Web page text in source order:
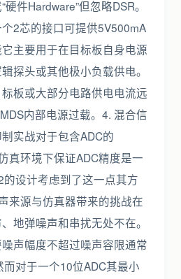
硬件Hardware”但忽略DSR。
2芯的接口可提供5V500mA
主要用于在目标板自身电源
探头或其他极小负载供电。
板或大部分电路供电电流远
内部电源过载。4. 混合信
实战对于包含ADC的
真环境下保证ADC精度是一
设计考虑到了这一点其方
来源与仿真器带来的挑战在
地弹噪声和串扰无处不在。
声幅度不超过噪声容限通常
对于一个10位ADC其最小